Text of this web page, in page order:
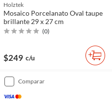
Holztek
Mosaico Porcelanato Oval taupe
brillante 29 x 27 cm
(0)
$249 c/u
comparar